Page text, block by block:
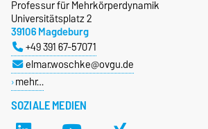
SOZIALE MEDIEN
Professur für Mehrkörperdynamik
Universitätsplatz 2
39106 Magdeburg
+49 391 67-57071
elmar.woschke@ovgu.de
mehr…